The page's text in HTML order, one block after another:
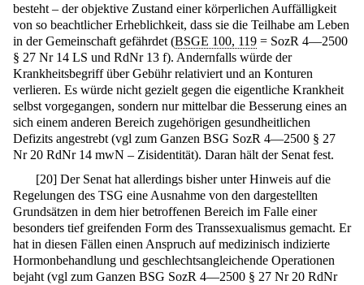
besteht – der objektive Zustand einer körperlichen Auffälligkeit
von so beachtlicher Erheblichkeit, dass sie die Teilhabe am Leben
in der Gemeinschaft gefährdet (BSGE 100, 119 = SozR 4—2500
§ 27 Nr 14 LS und RdNr 13 f). Andernfalls würde der
Krankheitsbegriff über Gebühr relativiert und an Konturen
verlieren. Es würde nicht gezielt gegen die eigentliche Krankheit
selbst vorgegangen, sondern nur mittelbar die Besserung eines an
sich einem anderen Bereich zugehörigen gesundheitlichen
Defizits angestrebt (vgl zum Ganzen BSG SozR 4—2500 § 27
Nr 20 RdNr 14 mwN – Zisidentität). Daran hält der Senat fest.
[20] Der Senat hat allerdings bisher unter Hinweis auf die
Regelungen des TSG eine Ausnahme von den dargestellten
Grundsätzen in dem hier betroffenen Bereich im Falle einer
besonders tief greifenden Form des Transsexualismus gemacht. Er
hat in diesen Fällen einen Anspruch auf medizinisch indizierte
Hormonbehandlung und geschlechtsangleichende Operationen
bejaht (vgl zum Ganzen BSG SozR 4—2500 § 27 Nr 20 RdNr